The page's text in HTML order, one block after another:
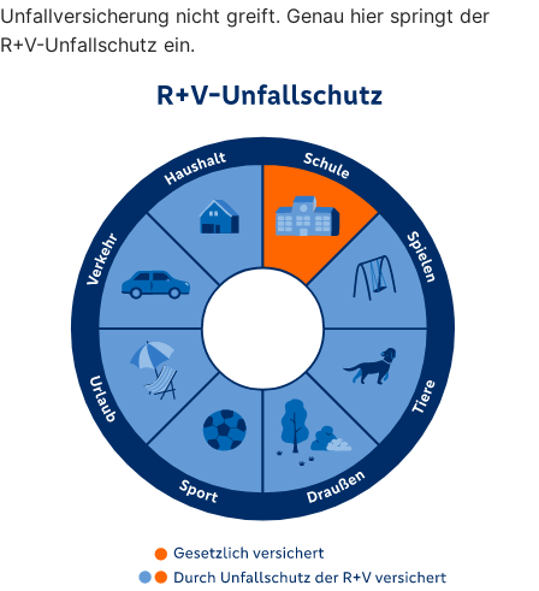
Unfallversicherung nicht greift. Genau hier springt der
R+V-Unfallschutz ein.